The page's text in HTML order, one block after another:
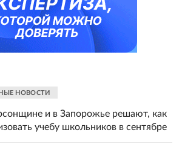
НОВОСТИ
и в Запорожье решают, как
учебу школьников в сентябре